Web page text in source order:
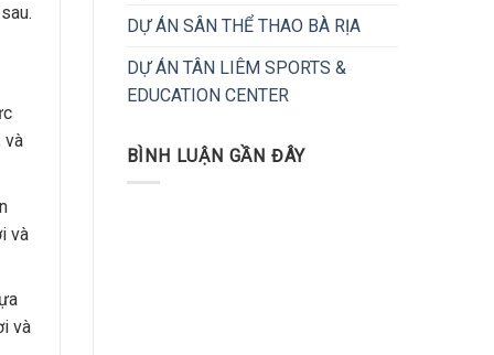
và
và
và
DỰ ÁN SÂN THỂ THAO BÀ RỊA
DỰ ÁN TÂN LIÊM SPORTS &
EDUCATION CENTER
BÌNH LUẬN GẦN ĐÂY